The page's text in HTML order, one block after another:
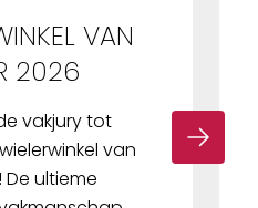
VAN
2026
vakjury tot
van
ultieme